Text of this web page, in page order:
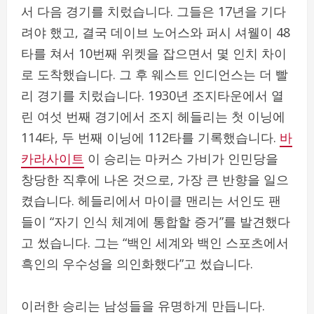
서 다음 경기를 치렀습니다. 그들은 17년을 기다
려야 했고, 결국 데이브 노어스와 퍼시 셔웰이 48
타를 쳐서 10번째 위켓을 잡으면서 몇 인치 차이
로 도착했습니다. 그 후 웨스트 인디언스는 더 빨
리 경기를 치렀습니다. 1930년 조지타운에서 열
린 여섯 번째 경기에서 조지 헤들리는 첫 이닝에
114타, 두 번째 이닝에 112타를 기록했습니다. 바
카라사이트 이 승리는 마커스 가비가 인민당을
창당한 직후에 나온 것으로, 가장 큰 반향을 일으
켰습니다. 헤들리에서 마이클 맨리는 서인도 팬
들이 “자기 인식 체계에 통합할 증거”를 발견했다
고 썼습니다. 그는 “백인 세계와 백인 스포츠에서
흑인의 우수성을 의인화했다”고 썼습니다.
이러한 승리는 남성들을 유명하게 만듭니다.